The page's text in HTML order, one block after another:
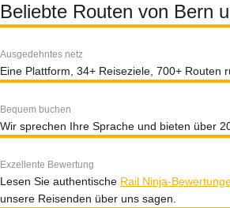
Beliebte Routen von Bern
Ausgedehntes netz
Eine Plattform, 34+ Reiseziele, 700+ Routen
Bequem buchen
Wir sprechen Ihre Sprache und bieten über
Exzellente Bewertung
Lesen Sie authentische Rail Ninja-
unsere Reisenden über uns sagen.